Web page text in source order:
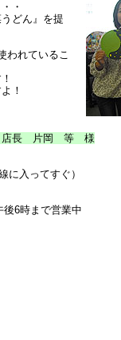
・
どん』を提
われているこ
！
店長 片岡 等 様
ってすぐ）
時まで営業中